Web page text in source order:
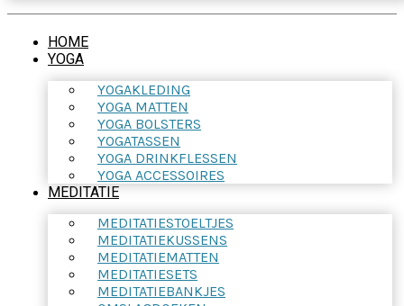
HOME
YOGA
YOGAKLEDING
YOGA MATTEN
YOGA BOLSTERS
YOGATASSEN
YOGA DRINKFLESSEN
YOGA ACCESSOIRES
MEDITATIE
MEDITATIESTOELTJES
MEDITATIEKUSSENS
MEDITATIEMATTEN
MEDITATIESETS
MEDITATIEBANKJES